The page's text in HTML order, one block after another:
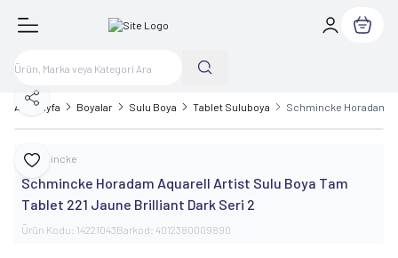
Sepetim
Ana Sayfa Boyalar Sulu Boya Tablet Suluboya Schmincke Horadam
Favoriye Ekle
Paylaş
Schmincke
Schmincke Horadam Aquarell Artist Sulu Boya Tam
Tablet 221 Jaune Brilliant Dark Seri 2
Ürün Kodu: 14221043Barkod: 4012380009890